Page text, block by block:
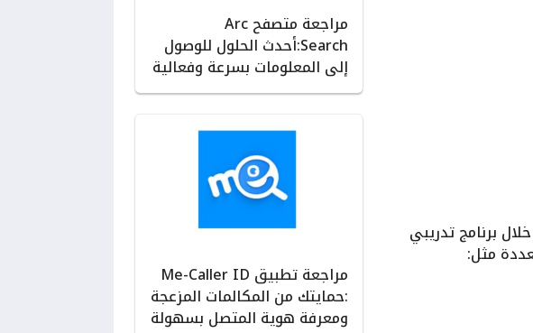
مراجعة متصفح Arc
Search:أحدث الحلول للوصول
إلى المعلومات بسرعة وفعالية
مراجعة تطبيق Me-Caller ID
:حمايتك من المكالمات المزعجة
ومعرفة هوية المتصل بسهولة
من خلال برنامج تدريبي
مثل: